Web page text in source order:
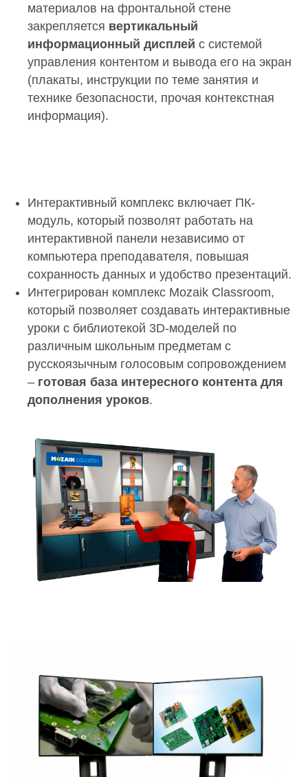
материалов на фронтальной стене
закрепляется вертикальный
информационный дисплей с системой
управления контентом и вывода его на экран
(плакаты, инструкции по теме занятия и
технике безопасности, прочая контекстная
информация).
Интерактивный комплекс включает ПК-
модуль, который позволят работать на
интерактивной панели независимо от
компьютера преподавателя, повышая
сохранность данных и удобство презентаций.
Интегрирован комплекс Mozaik Classroom,
который позволяет создавать интерактивные
уроки с библиотекой 3D-моделей по
различным школьным предметам с
русскоязычным голосовым сопровождением
– готовая база интересного контента для
дополнения уроков.